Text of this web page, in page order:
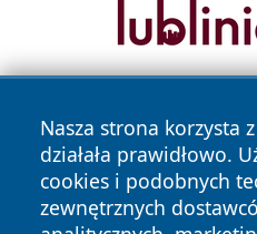
Nasza strona korzysta
działała prawidłowo.
cookies i podobnych
zewnętrznych